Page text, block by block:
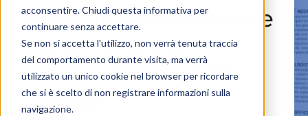
acconsentire. Chiudi questa informativa per
continuare senza accettare.
Se non si accetta l'utilizzo, non verrà tenuta traccia
del comportamento durante visita, ma verrà
utilizzato un unico cookie nel browser per ricordare
che si è scelto di non registrare informazioni sulla
navigazione.
Mercato immobiliare
italiano: prezzi in
aumento e vendite
rapide